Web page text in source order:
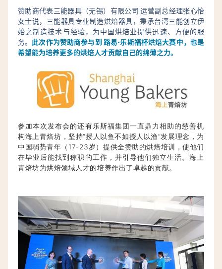
赞助商代表三能器具（无锡）有限公司 运营副总经理张心怡
女士说，三能器具专业制造烘焙器具，秉承台湾三能创立伊
始之制造技术与经验，为中国烘焙业提供迅速、方便的服
务。 此次作为赞助商参与到 路易·乐斯福杯烘焙大赛中，也是
希望能为培养更多的烘焙人才贡献自己的绵薄之力。
参加本次发布会的还有乐斯福集团一直鼎力相助的慈善机
构海上青焙坊，坚持“授人以鱼不如授人以渔”发展理念，为
中国弱势青年（17-23岁）提供全赞助的烘焙培训，使他们
在毕业后能找到称职的工作，并引导他们独立生活。海上
青焙坊为烘焙领域人才的培养作出了卓越的贡献。